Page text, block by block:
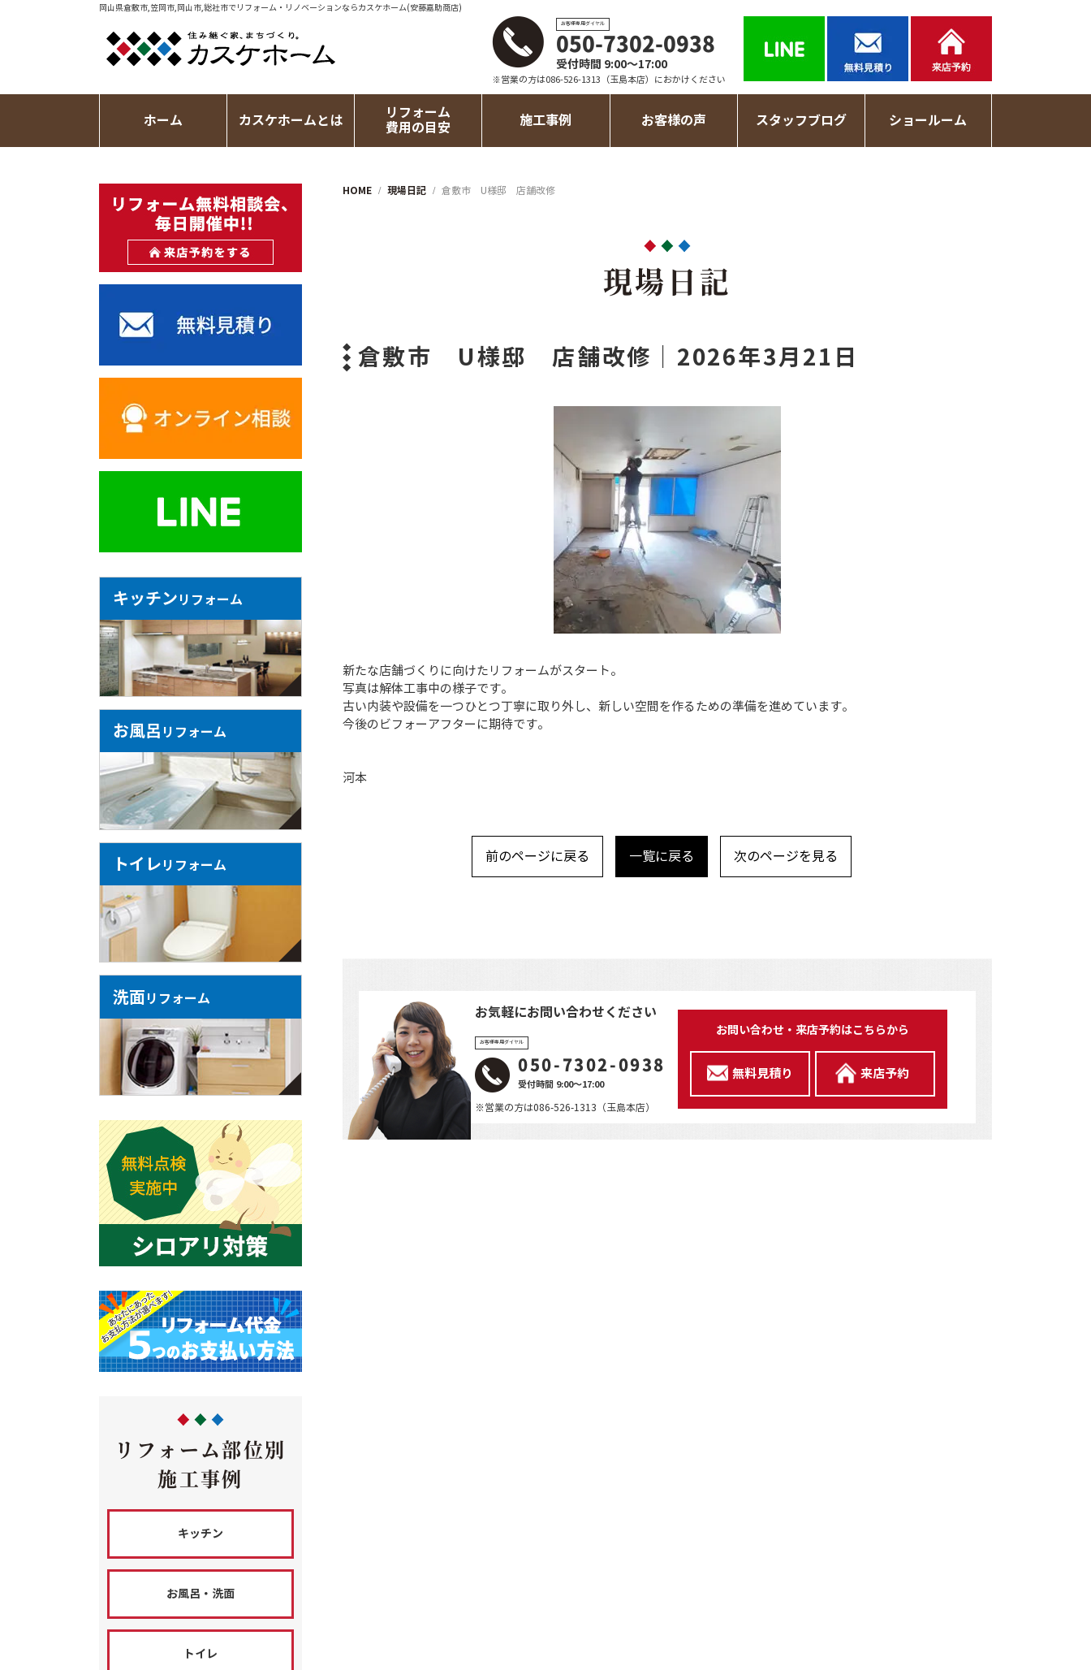
岡山県倉敷市,笠岡市,岡山市,総社市でリフォーム・リノベーションならカスケホーム(安藤嘉助商店)
お客様専用ダイヤル
050-7302-0938
受付時間 9:00～17:00
※営業の方は086-526-1313（玉島本店）におかけください
ホーム カスケホームとは
リフォーム
費用の目安
施工事例 お客様の声 スタッフブログ ショールーム
HOME 現場日記 倉敷市 U様邸 店舗改修
現場日記
倉敷市 U様邸 店舗改修｜2026年3月21日
新たな店舗づくりに向けたリフォームがスタート。
写真は解体工事中の様子です。
古い内装や設備を一つひとつ丁寧に取り外し、新しい空間を作るための準備を進めています。
今後のビフォーアフターに期待です。
河本
前のページに戻る 一覧に戻る 次のページを見る
お気軽にお問い合わせください
お客様専用ダイヤル
050-7302-0938
受付時間 9:00～17:00
※営業の方は086-526-1313（玉島本店）
お問い合わせ・来店予約はこちらから
無料見積り 来店予約
キッチンリフォーム
お風呂 リフォーム
トイレリフォーム
洗面リフォーム
リフォーム部位別
施工事例
キッチン
お風呂・洗面
トイレ